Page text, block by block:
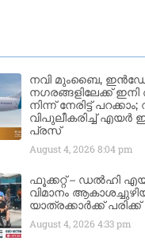
നവി മുംബൈ,
നഗരങ്ങളിലേക്ക്
നിന്ന് നേരിട്ട്
വിപുലീകരിച്ച്
പ്രസ്
August 4, 20268:04 pm
ഫൂക്കറ്റ് – ഡൽഹി
വിമാനം
യാത്രക്കാര്‍ക്ക് പരിക്ക്
August 4, 20264:33 pm